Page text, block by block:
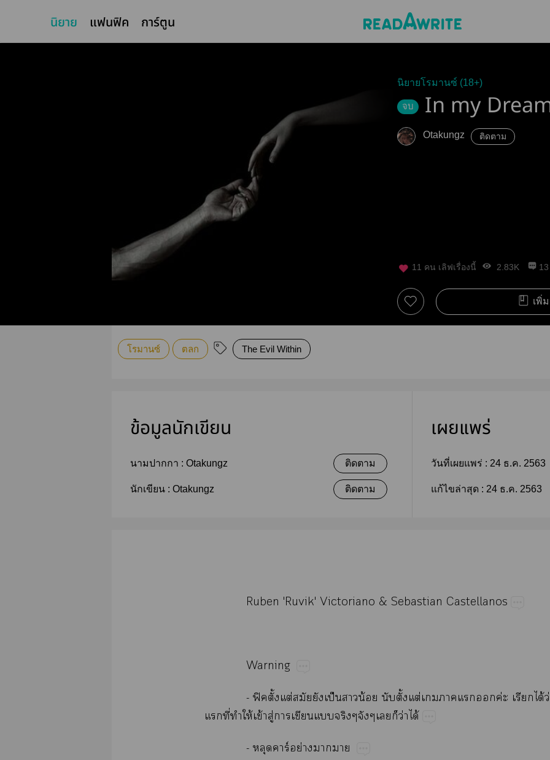
นิยาย แฟนฟิค การ์ตูน
นิยายโรมานซ์ (18+)
จบ In my
Otakungz ติดตาม
11 คน เลิฟเรื่องนี้ 2.83K 13
เพิ่
โรมานซ์ ตลก The Evil Within
ข้อมูลนักเขียน
นามปากกา : Otakungz ติดตาม
นักเขียน : Otakungz ติดตาม
เผยแพร่
วันที่เผยแพร่ : 24 ธ.ค. 2563
แก้ไขล่าสุด : 24 ธ.ค. 2563
Ruben​'Ruvik'​Victoriano​& Sebastian​Castellanos
Warning
-​ฟิั้​ต่​​​ป็​​น้​​ั้​ต่​​​​​ค่​​ไ
​ี่​​ให้​ข้​ู่​​​​​​ว่​ได้
-​​ร์ย่​​